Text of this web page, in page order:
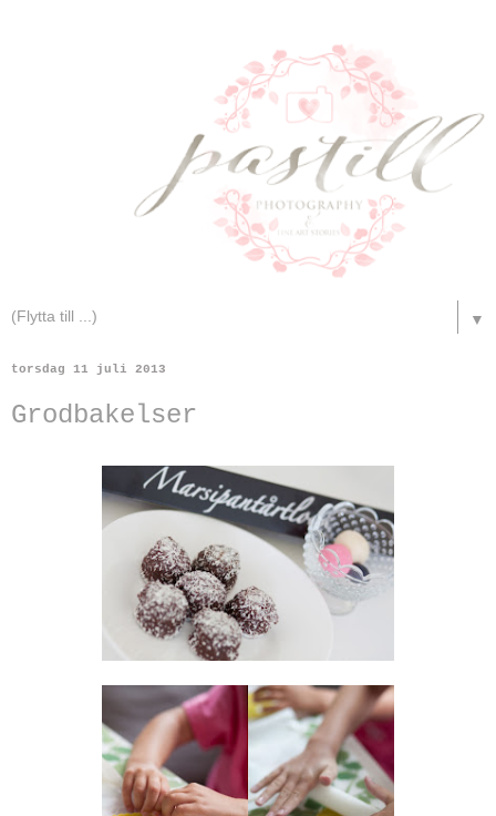
▼
torsdag 11 juli 2013
Grodbakelser